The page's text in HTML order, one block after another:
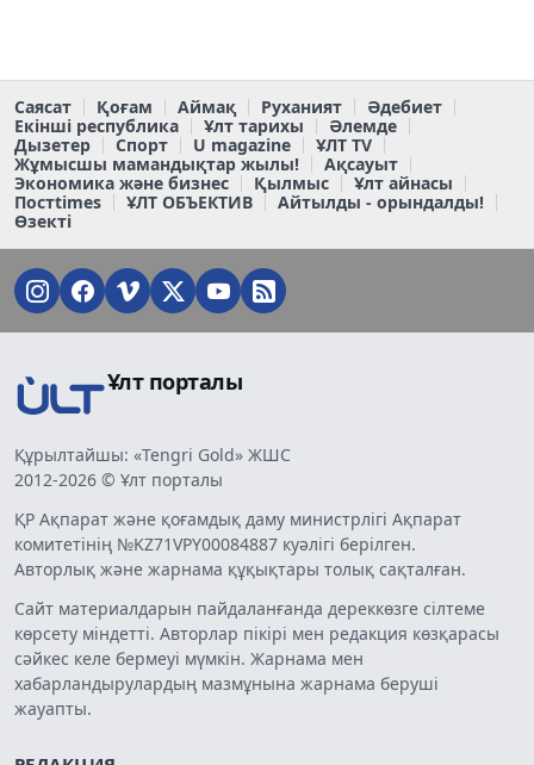
Саясат Қоғам Аймақ Руханият
Әдебиет
Екінші республика
Ұлт тарихы
Әлемде
Дызетер
Спорт U magazine
ҰЛТ TV
Жұмысшы мамандықтар жылы!
Ақсауыт
Экономика және бизнес
Қылмыс
Ұлт айнасы
Постtimes
ҰЛТ ОБЪЕКТИВ
Айтылды - орындалды!
Өзекті
Ұлт порталы
Құрылтайшы: «Tengri Gold» ЖШС
2012-2026 © Ұлт порталы
ҚР Ақпарат және қоғамдық даму министрлігі Ақпарат
комитетінің №KZ71VPY00084887 куәлігі берілген.
Авторлық және жарнама құқықтары толық сақталған.
Сайт материалдарын пайдаланғанда дереккөзге сілтеме
көрсету міндетті. Авторлар пікірі мен редакция көзқарасы
сәйкес келе бермеуі мүмкін. Жарнама мен
хабарландырулардың мазмұнына жарнама беруші
жауапты.